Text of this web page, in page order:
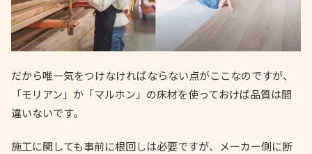
だから唯一気をつけなければならない点がここなのですが、
「モリアン」か「マルホン」の床材を使っておけば品質は間
違いないです。
施工に関しても事前に根回しは必要ですが、メーカー側に断